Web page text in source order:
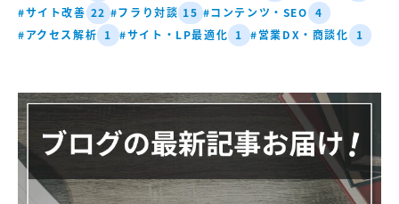
#サイト改善 22 #フラり対談 15 #コンテンツ・SEO 4
#アクセス解析 1 #サイト・LP最適化 1 #営業DX・商談化 1